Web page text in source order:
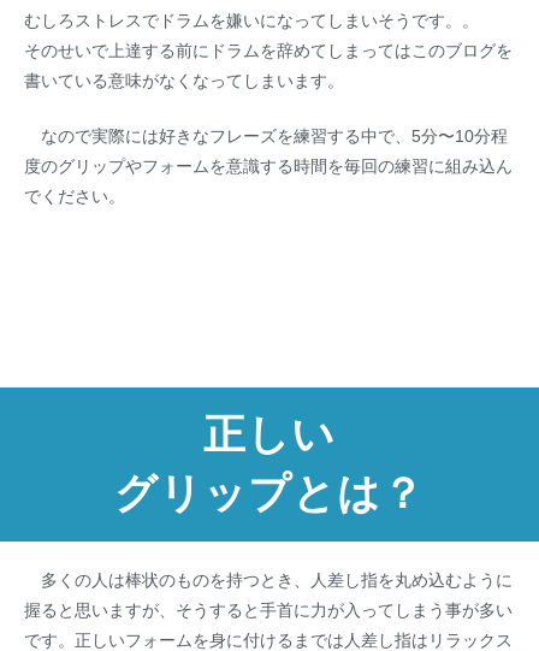
むしろストレスでドラムを嫌いになってしまいそうです。。
そのせいで上達する前にドラムを辞めてしまってはこのブログを
書いている意味がなくなってしまいます。
なので実際には好きなフレーズを練習する中で、5分〜10分程
度のグリップやフォームを意識する時間を毎回の練習に組み込ん
でください。
正しい
グリップとは？
多くの人は棒状のものを持つとき、人差し指を丸め込むように
握ると思いますが、そうすると手首に力が入ってしまう事が多い
です。正しいフォームを身に付けるまでは人差し指はリラックス